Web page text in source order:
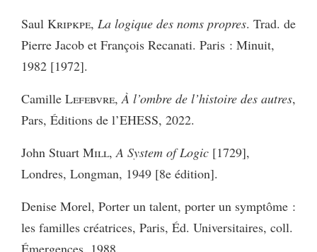
Saul Kripkpe, La logique des noms propres. Trad. de
Pierre Jacob et François Recanati. Paris : Minuit,
1982 [1972].
Camille Lefebvre, À l’ombre de l’histoire des autres,
Pars, Éditions de l’EHESS, 2022.
John Stuart Mill, A System of Logic [1729],
Londres, Longman, 1949 [8e édition].
Denise Morel, Porter un talent, porter un symptôme :
les familles créatrices, Paris, Éd. Universitaires, coll.
Émergences, 1988.